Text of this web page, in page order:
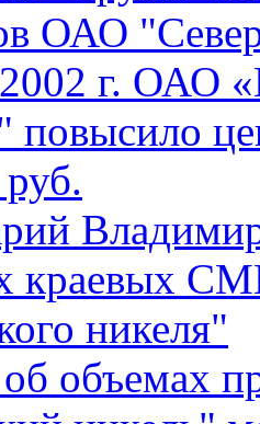
ОАО
2002 г. ОАО
повысило
краевых
никеля"
объемах